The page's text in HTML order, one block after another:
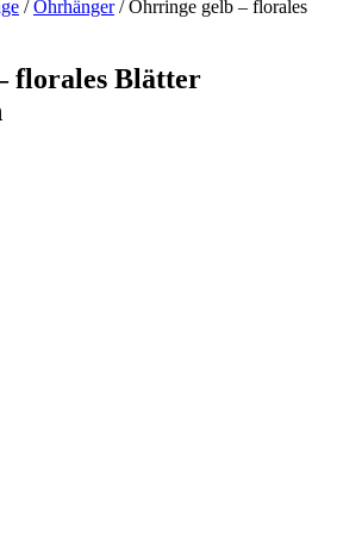
/Ohrhänger/ Ohrringe gelb – florales
florales Blätter